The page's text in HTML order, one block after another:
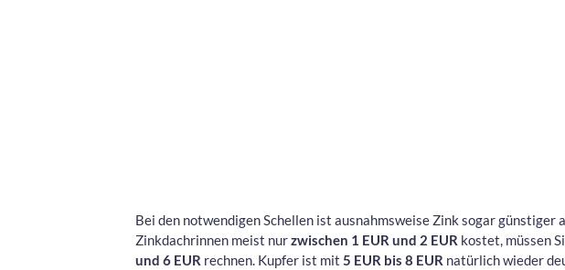
Bei den notwendigen Schellen ist ausnahmsweise Zink sogar
Zinkdachrinnen meist nurzwischen 1 EUR und 2 EUR kostet, müssen
und 6 EUR rechnen. Kupfer ist mit 5 EUR bis 8 EUR natürlich wieder